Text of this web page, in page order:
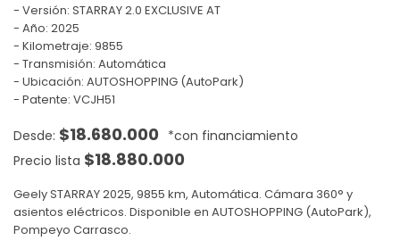
Versión: STARRAY 2.0 EXCLUSIVE AT
Año: 2025
Kilometraje: 9855
Transmisión: Automática
Ubicación: AUTOSHOPPING (AutoPark)
Patente: VCJH51
$18.680.000
Precio lista $18.880.000
Geely STARRAY 2025, 9855 km, Automática. Cámara 360° y
asientos eléctricos. Disponible en AUTOSHOPPING (AutoPark),
Pompeyo Carrasco.